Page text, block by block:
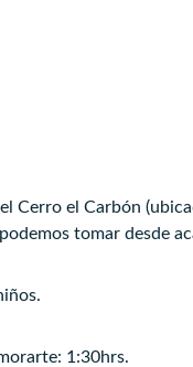
Cerro el Carbón
tomar desde
1:30hrs.